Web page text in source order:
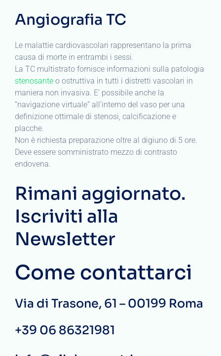
Angiografia TC
Le malattie cardiovascolari rappresentano la prima
causa di morte in entrambi i sessi.
La TC multistrato fornisce informazioni sulla patologia
stenosante o ostruttiva in tutti i distretti vascolari in
maniera non invasiva. E’ possibile anche la
“navigazione virtuale” all’interno del vaso per una
definizione ottimale di stenosi, calcificazione e
placche.
Non è richiesta preparazione oltre al digiuno di 5 ore.
Deve essere somministrato mezzo di contrasto
endovena.
Rimani aggiornato.
Iscriviti alla
Newsletter
Come contattarci
Via di Trasone, 61 – 00199 Roma
+39 06 86321981